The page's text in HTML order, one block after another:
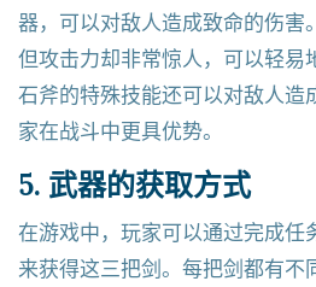
器，可以对敌人造成致命的伤害
但攻击力却非常惊人，可以轻易
石斧的特殊技能还可以对敌人造
家在战斗中更具优势。
5. 武器的获取方式
在游戏中，玩家可以通过完成任
来获得这三把剑。每把剑都有不